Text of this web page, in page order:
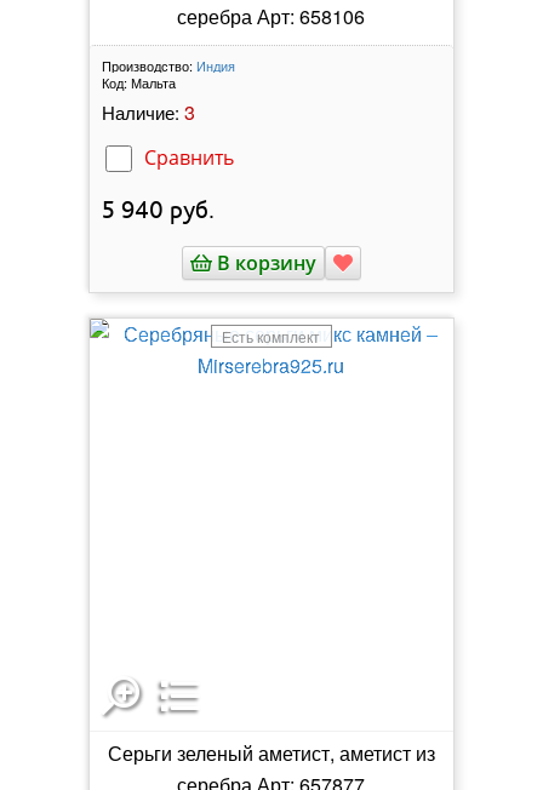
серебра Арт: 658106
Производство: Индия
Код: Мальта
Наличие: 3
Сравнить
5 940 руб.
В корзину
Есть комплект
Серьги зеленый аметист, аметист из